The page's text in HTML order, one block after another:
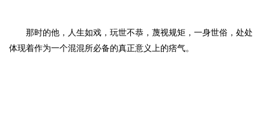
那时的他，人生如戏，玩世不恭，蔑视规矩，一身世俗，处处
体现着作为一个混混所必备的真正意义上的痞气。